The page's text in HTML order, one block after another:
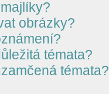
obrázky?
témata?
témata?